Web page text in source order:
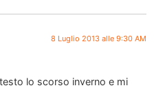
8 Luglio 2013 alle 9:30 AM
lo scorso inverno e mi